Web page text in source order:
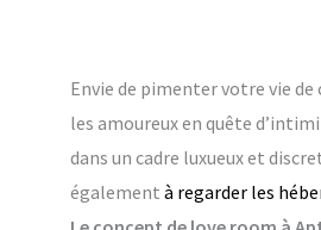
Envie de pimenter votre vie de
les amoureux en quête
dans un cadre luxueux et
également à regarder les